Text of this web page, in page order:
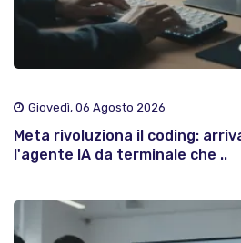
Giovedì, 06 Agosto 2026
Meta rivoluziona il coding:
l'agente IA da terminale che ..